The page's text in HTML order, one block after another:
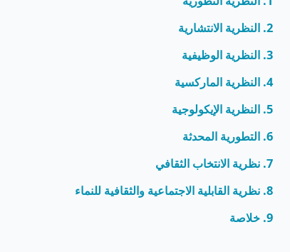
2. النظرية الانتشارية
3. النظرية الوظيفية
4. النظرية الماركسية
5. النظرية الإيكولوجية
6. التطورية المحدثة
7. نظرية الانتخاب الثقافي
8. نظرية القابلية الاجتماعية والثقافية للنماء
9. خلاصة